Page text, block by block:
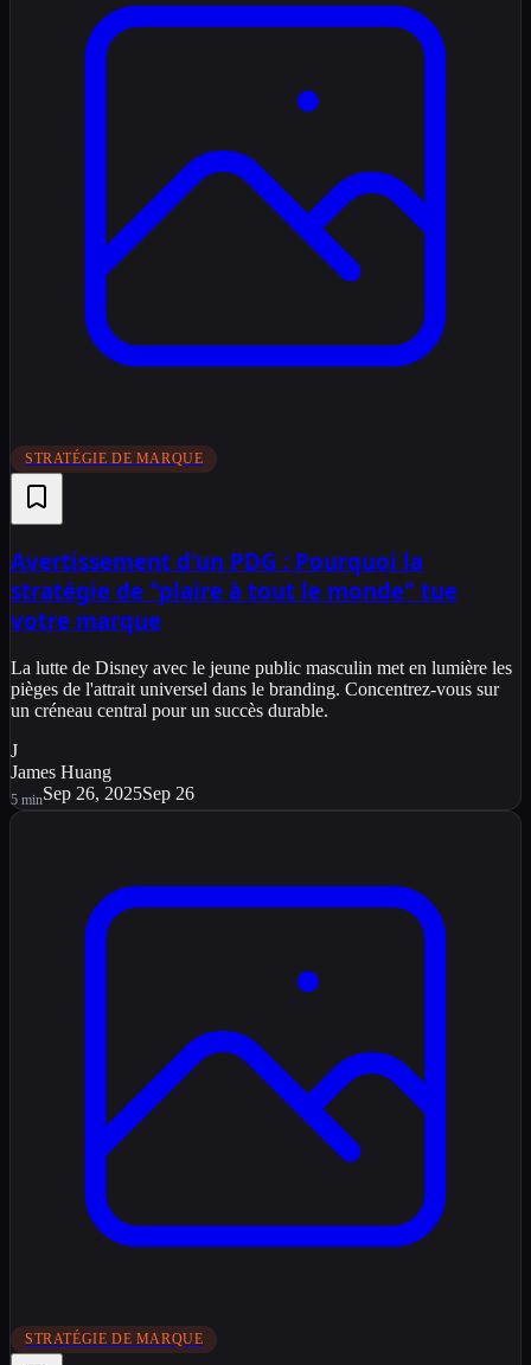
STRATÉGIE DE MARQUE
Avertissement d'un PDG : Pourquoi la
stratégie de "plaire à tout le monde" tue
votre marque
La lutte de Disney avec le jeune public masculin met en lumière les
pièges de l'attrait universel dans le branding. Concentrez-vous sur
un créneau central pour un succès durable.
J
James Huang
5 minSep 26, 2025Sep 26
STRATÉGIE DE MARQUE